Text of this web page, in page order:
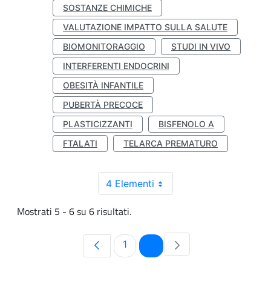
SOSTANZE CHIMICHE
VALUTAZIONE IMPATTO SULLA SALUTE
BIOMONITORAGGIO
STUDI IN VIVO
INTERFERENTI ENDOCRINI
OBESITÀ INFANTILE
PUBERTÀ PRECOCE
PLASTICIZZANTI
BISFENOLO A
FTALATI
TELARCA PREMATURO
4 Elementi
Mostrati 5 - 6 su 6 risultati.
Pagina
1 Pagina